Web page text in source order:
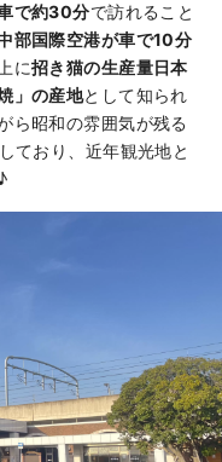
で約30分で訪れること
部国際空港が車で10分
に招き猫の生産量日本
」の産地として知られ
ら昭和の雰囲気が残る
ており、近年観光地と